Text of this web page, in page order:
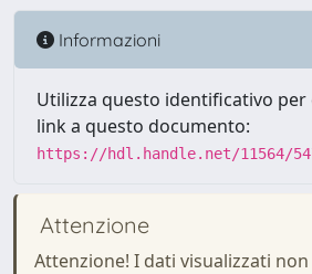
Informazioni
Utilizza questo identificativo
link a questo documento:
https://hdl.handle.net/11564/
Attenzione
Attenzione! I dati visualizzati